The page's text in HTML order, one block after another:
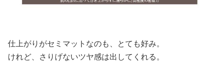
仕上がりがセミマットなのも、とても好み。
けれど、さりげないツヤ感は出してくれる。